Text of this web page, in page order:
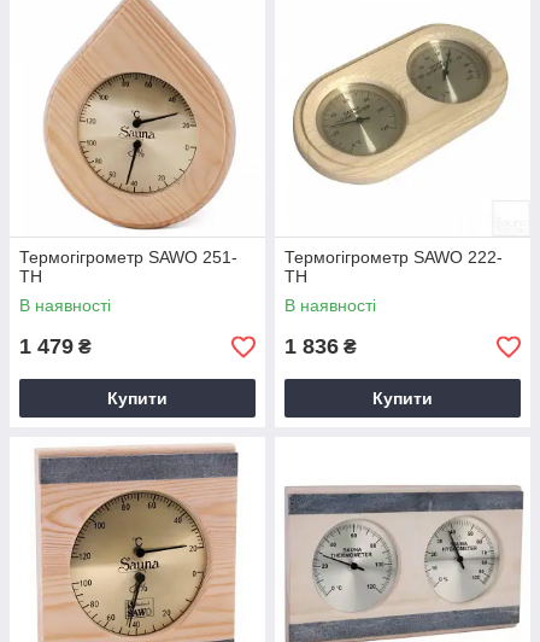
Термогігрометр SAWO 251-
TH
В наявності
1 479 ₴
Купити
Термогігрометр SAWO 222-
TH
В наявності
1 836 ₴
Купити